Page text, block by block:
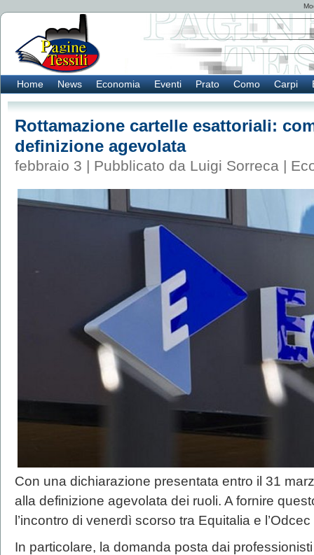
Home News Economia Eventi Prato Como Carpi
Rottamazione cartelle esattoriali:
definizione agevolata
febbraio 3 | Pubblicato da Luigi Sorreca |
Con una dichiarazione presentata entro il 31
alla definizione agevolata dei ruoli. A fornire
l’incontro di venerdì scorso tra Equitalia e
In particolare, la domanda posta dai